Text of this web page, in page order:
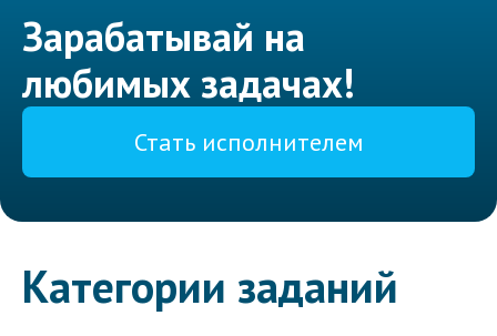
Зарабатывай на
любимых задачах!
Стать исполнителем
Категории заданий